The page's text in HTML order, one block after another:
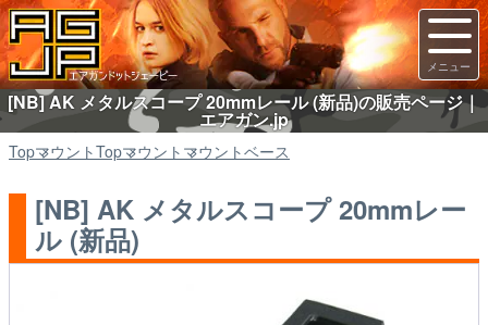
[NB] AK メタルスコープ 20mmレール (新品)の販売ページ｜
エアガン.jp
TopマウントTopマウント マウントベース
[NB] AK メタルスコープ 20mmレー
ル (新品)